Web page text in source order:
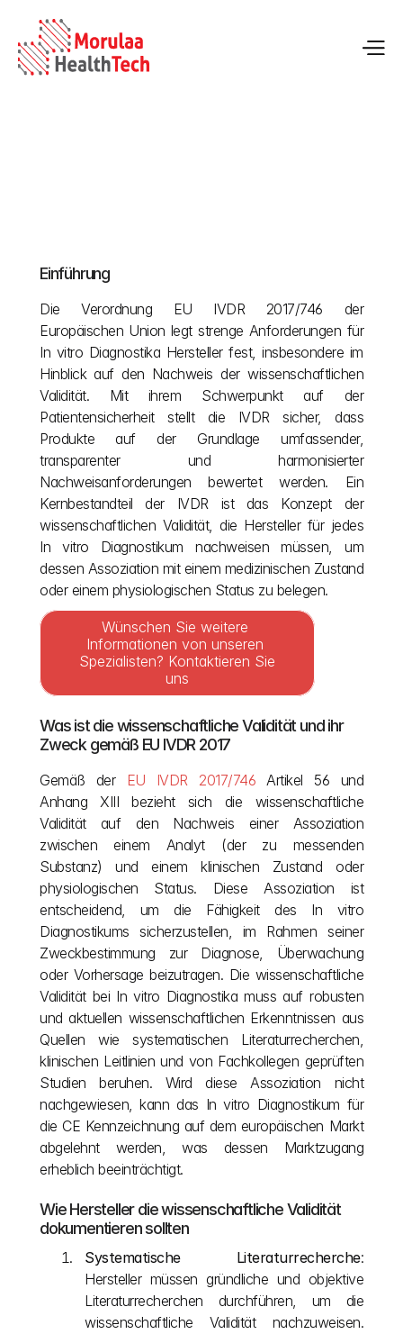
Einführung
Die Verordnung EU IVDR 2017/746 der
Europäischen Union legt strenge Anforderungen für
In vitro Diagnostika Hersteller fest, insbesondere im
Hinblick auf den Nachweis der wissenschaftlichen
Validität. Mit ihrem Schwerpunkt auf der
Patientensicherheit stellt die IVDR sicher, dass
Produkte auf der Grundlage umfassender,
transparenter und harmonisierter
Nachweisanforderungen bewertet werden. Ein
Kernbestandteil der IVDR ist das Konzept der
wissenschaftlichen Validität, die Hersteller für jedes
In vitro Diagnostikum nachweisen müssen, um
dessen Assoziation mit einem medizinischen Zustand
oder einem physiologischen Status zu belegen.
Wünschen Sie weitere
Informationen von unseren
Spezialisten? Kontaktieren Sie
uns
Was ist die wissenschaftliche Validität und ihr
Zweck gemäß EU IVDR 2017
Gemäß der EU IVDR 2017/746 Artikel 56 und
Anhang XIII bezieht sich die wissenschaftliche
Validität auf den Nachweis einer Assoziation
zwischen einem Analyt (der zu messenden
Substanz) und einem klinischen Zustand oder
physiologischen Status. Diese Assoziation ist
entscheidend, um die Fähigkeit des In vitro
Diagnostikums sicherzustellen, im Rahmen seiner
Zweckbestimmung zur Diagnose, Überwachung
oder Vorhersage beizutragen. Die wissenschaftliche
Validität bei In vitro Diagnostika muss auf robusten
und aktuellen wissenschaftlichen Erkenntnissen aus
Quellen wie systematischen Literaturrecherchen,
klinischen Leitlinien und von Fachkollegen geprüften
Studien beruhen. Wird diese Assoziation nicht
nachgewiesen, kann das In vitro Diagnostikum für
die CE Kennzeichnung auf dem europäischen Markt
abgelehnt werden, was dessen Marktzugang
erheblich beeinträchtigt.
Wie Hersteller die wissenschaftliche Validität
dokumentieren sollten
Systematische Literaturrecherche:
Hersteller müssen gründliche und objektive
Literaturrecherchen durchführen, um die
wissenschaftliche Validität nachzuweisen.